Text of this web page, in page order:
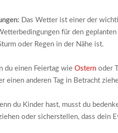
Das Wetter ist einer der
für den
oder Regen in der Nähe ist.
du einen Feiertag wie Ostern oder
einen anderen Tag in Betracht
du Kinder hast, musst du
oder sicherstellen, dass dein